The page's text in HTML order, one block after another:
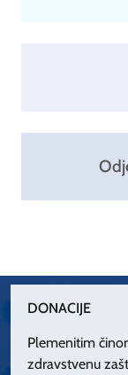
DONACIJE
Plemenitim
zdravstvenu